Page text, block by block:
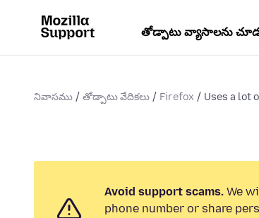
తోడ్పాటు వ్యాసాలను
నివాసము తోడ్పాటు వేదికలు Firefox Uses a lot
Avoid support scams. We
phone number or share